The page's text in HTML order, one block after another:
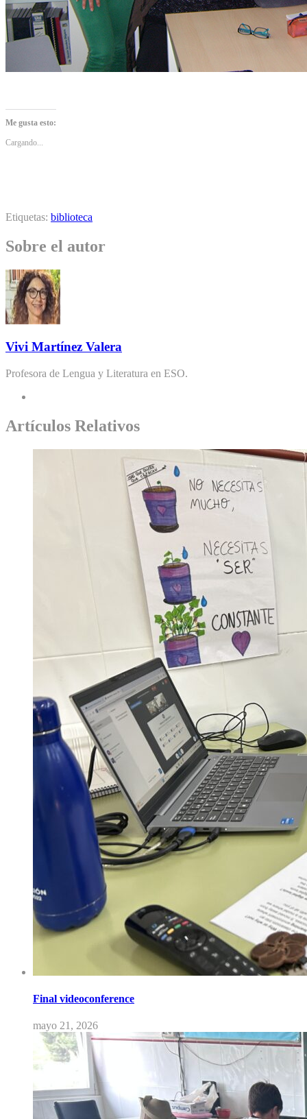
Me gusta esto:
Cargando...
Etiquetas: biblioteca
Sobre el autor
Vivi Martínez Valera
Profesora de Lengua y Literatura en ESO.
Artículos Relativos
Final videoconference
mayo 21, 2026